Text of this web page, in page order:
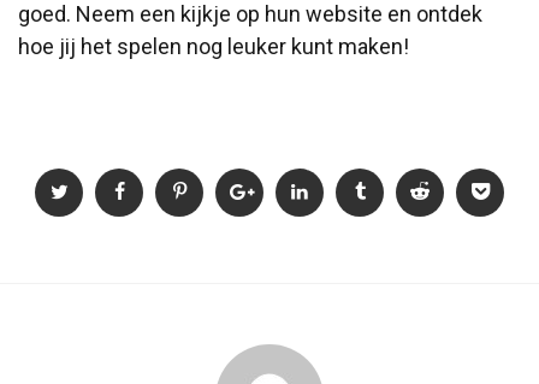
goed. Neem een kijkje op hun website en ontdek
hoe jij het spelen nog leuker kunt maken!